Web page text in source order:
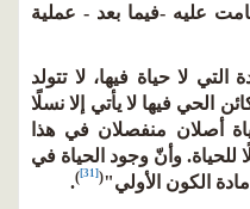
عليه -فيما بعد - عملية
لا حياة فيها، لا تتولد
الحي فيها لا يأتي إلا نسلًا
أصلان منفصلان في هذا
للحياة. وأنّ وجود الحياة في
الكون الأولي"(
[31]
)
.